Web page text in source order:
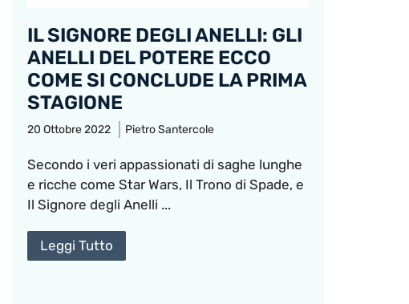
IL SIGNORE DEGLI ANELLI: GLI
ANELLI DEL POTERE ECCO
COME SI CONCLUDE LA PRIMA
STAGIONE
20 Ottobre 2022 Pietro Santercole
Secondo i veri appassionati di saghe lunghe
e ricche come Star Wars, Il Trono di Spade, e
Il Signore degli Anelli ...
Leggi Tutto